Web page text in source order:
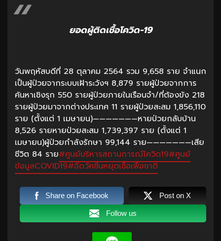
ยอดผู้ติดเชื้อโควิด-19
วันพฤหัสบดีที่ 28 ตุลาคม 2564 รวม 9,658 ราย จำแนก
เป็นผู้ป่วยจากระบบเฝ้าระวังฯ 8,879 รายผู้ป่วยจากการ
ค้นหาเชิงรุก 550 รายผู้ป่วยภายในเรือนจำ/ที่ต้องขัง 218
รายผู้ป่วยมาจากต่างประเทศ 11 รายผู้ป่วยสะสม 1,856,110
ราย (ตั้งแต่ 1 เมษายน)———————หายป่วยกลับบ้าน
8,526 รายหายป่วยสะสม 1,739,397 ราย (ตั้งแต่ 1
เมษายน)ผู้ป่วยกำลังรักษา 99,144 ราย———————เสีย
ชีวิต 84 ราย#ศูนย์บริหารสถานการณ์โควิด19#ศูนย์
ข้อมูลCOVID19#ฉีดวัคซีนหยุดเชื้อเพื่อชาติ
Share on Facebook Post on X
Follow us